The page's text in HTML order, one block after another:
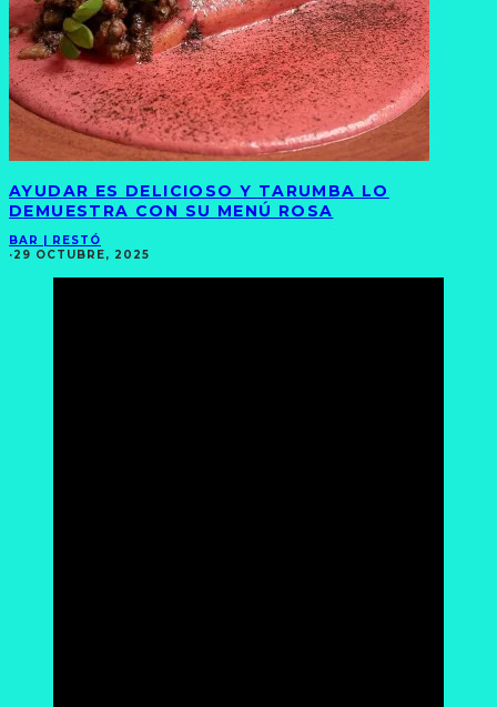
AYUDAR ES DELICIOSO Y TARUMBA LO
DEMUESTRA CON SU MENÚ ROSA
BAR | RESTÓ
·29 OCTUBRE, 2025